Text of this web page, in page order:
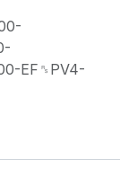
EF␞PV4-